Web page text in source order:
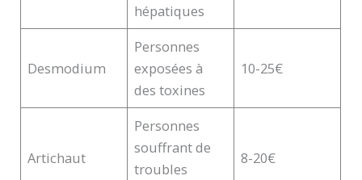
hépatiques
Desmodium
Personnes
exposées à
des toxines
10-25€
Artichaut
Personnes
souffrant de
troubles
8-20€